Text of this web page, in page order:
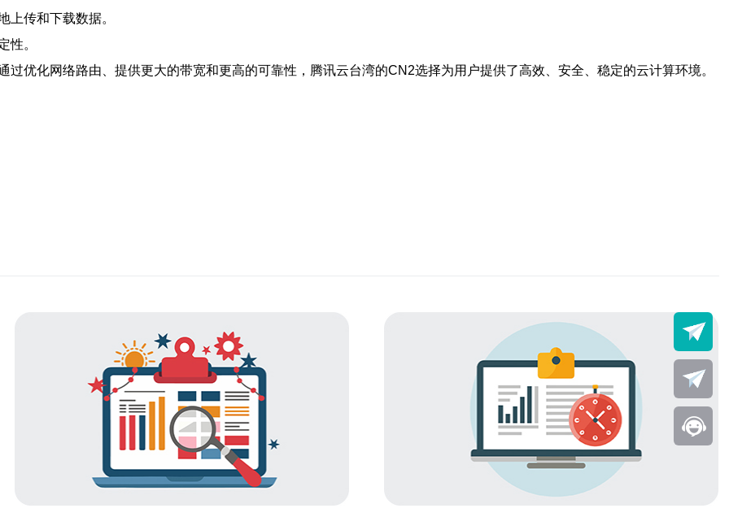
上传和下载数据。
性。
优化网络路由、提供更大的带宽和更高的可靠性，腾讯云台湾的CN2选择为用户提供了高效、安全、稳定的云计算环境。